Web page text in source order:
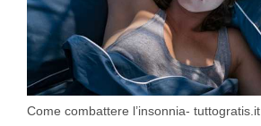
Come combattere l’insonnia- tuttogratis.it